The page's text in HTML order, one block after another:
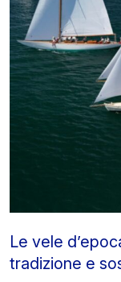
Le vele
tradizione e